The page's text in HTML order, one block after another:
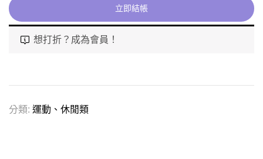
立即結帳
想打折？成為會員！
分類: 運動、休閒類